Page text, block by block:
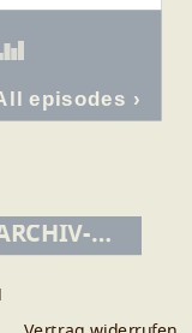
ZURÜCK ZUR PODCAST ARCHIV-ÜBERSICHT